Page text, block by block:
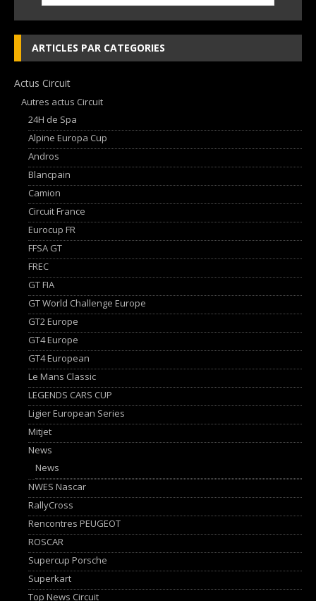
ARTICLES PAR CATEGORIES
Actus Circuit
Autres actus Circuit
24H de Spa
Alpine Europa Cup
Andros
Blancpain
Camion
Circuit France
Eurocup FR
FFSA GT
FREC
GT FIA
GT World Challenge Europe
GT2 Europe
GT4 Europe
GT4 European
Le Mans Classic
LEGENDS CARS CUP
Ligier European Series
Mitjet
News
News
NWES Nascar
RallyCross
Rencontres PEUGEOT
ROSCAR
Supercup Porsche
Superkart
Top News Circuit